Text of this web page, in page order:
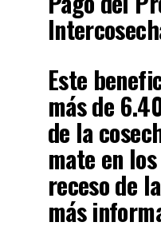
Este
más de
de la
mate en
receso de
más